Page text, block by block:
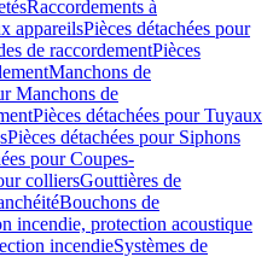
Raccordements à
appareilsPièces détachées pour
de raccordementPièces
Manchons de
Manchons de
Pièces détachées pour Tuyaux
Pièces détachées pour Siphons
pour Coupes-
colliersGouttières de
Bouchons de
incendie, protection acoustique
incendieSystèmes de